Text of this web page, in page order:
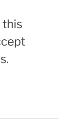
this